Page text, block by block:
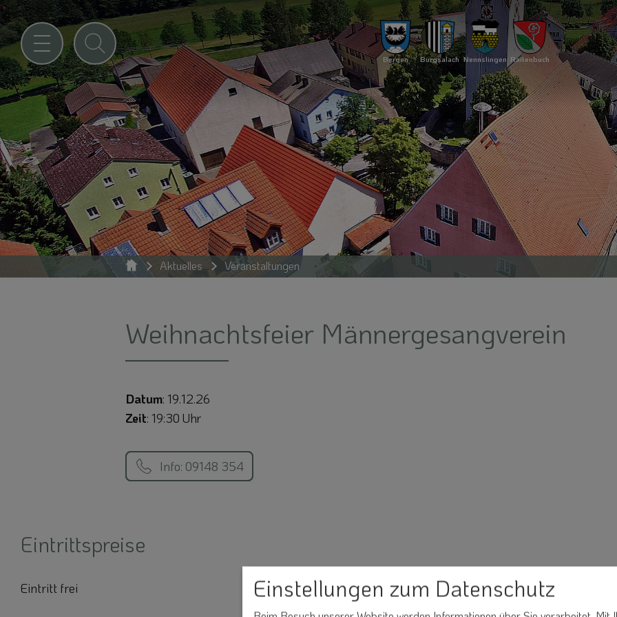
Bergen Burgsalach Nennslingen Raitenbuch
Aktuelles Veranstaltungen
Weihnachtsfeier Männergesangverein
Datum: 19.12.26
Zeit: 19:30 Uhr
Info: 09148 354
Eintrittspreise
Eintritt frei Einstellungen zum Datenschutz